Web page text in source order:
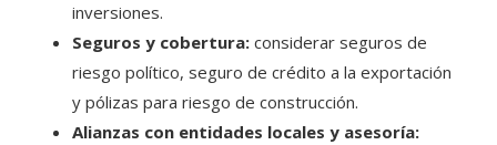
inversiones.
Seguros y cobertura: considerar seguros de
riesgo político, seguro de crédito a la exportación
y pólizas para riesgo de construcción.
Alianzas con entidades locales y asesoría: